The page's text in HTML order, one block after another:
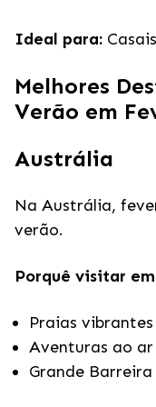
Ideal para:
Melhores
Verão em
Austrália
Na Austrália,
verão.
Porquê visitar
Praias vibrantes
Aventuras ao
Grande